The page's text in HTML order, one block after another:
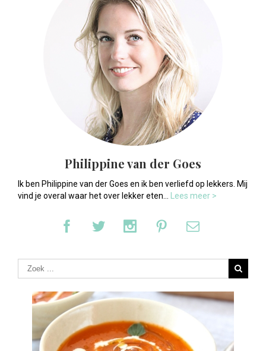
Philippine van der Goes
Ik ben Philippine van der Goes en ik ben verliefd op lekkers. Mij
vind je overal waar het over lekker eten...
Lees meer >